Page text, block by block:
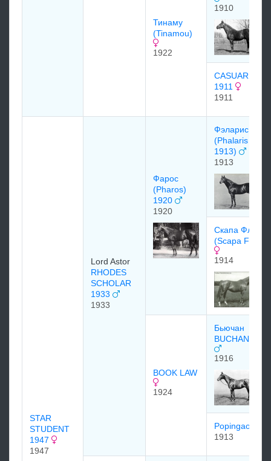
Тинаму
(Tinamou)
1922
1910
CASUARINA
1911
1911
STAR
STUDENT
1947
1947
Lord Astor
RHODES
SCHOLAR
1933
1933
Фарос
(Pharos)
1920
1920
Фэларис
(Phalaris
1913)
1913
Cкaпa Флоу
(Scapa Flow)
1914
BOOK LAW
1924
Бьючан
BUCHAN 1916
1916
Popingaol
1913